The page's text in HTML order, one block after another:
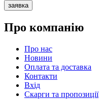
заявка
Про компанію
Про нас
Новини
Оплата та доставка
Контакти
Вхiд
Скарги та пропозиції